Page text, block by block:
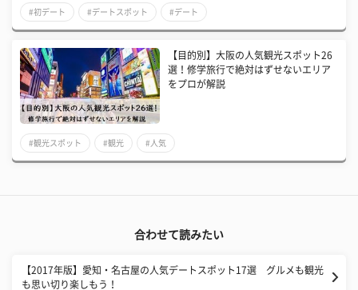
#初デート #デートスポット #デート
【目的別】大阪の人気観光スポット26
選！修学旅行で絶対はずせないエリア
をプロが解説
#観光スポット #観光 #人気
合わせて読みたい
【2017年版】愛知・名古屋の人気デートスポット17選 グルメも観光
も思い切り楽しもう！